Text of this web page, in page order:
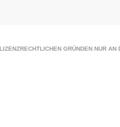
GRÜNDEN NUR AN